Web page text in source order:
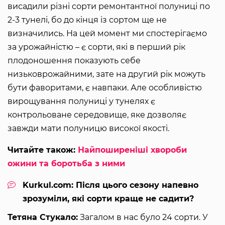
висадили різні сорти ремонтантної полуниці по
2-3 тунелі, бо до кінця із сортом ще не
визначились. На цей момент ми спостерігаємо
за урожайністю – є сорти, які в перший рік
плодоношення показують себе
низьковрожайними, зате на другий рік можуть
бути фаворитами, є навпаки. Але особливістю
вирощування полуниці у тунелях є
контрольоване середовище, яке дозволяє
завжди мати полуницю високої якості.
Читайте також: Найпоширеніші хвороби
ожини та боротьба з ними
Kurkul.com: Після цього сезону напевно
зрозуміли, які сорти краще не садити?
Тетяна Стукало: Загалом в нас було 24 сорти. У